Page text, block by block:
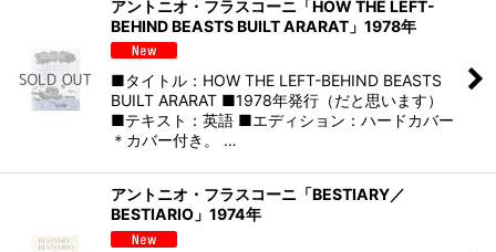
アントニオ・フラスコーニ「HOW THE LEFT-
BEHIND BEASTS BUILT ARARAT」1978年
■タイトル：HOW THE LEFT-BEHIND BEASTS
BUILT ARARAT ■1978年発行（だと思います）
■テキスト：英語 ■エディション：ハードカバー
＊カバー付き。 …
アントニオ・フラスコーニ「BESTIARY／
BESTIARIO」1974年